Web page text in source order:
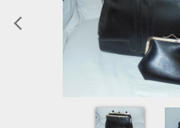
arrow_back_ios